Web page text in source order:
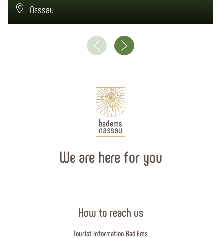
Nassau
We are here for you
How to reach us
Tourist information Bad Ems